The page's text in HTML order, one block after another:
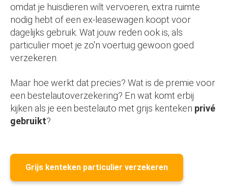
omdat je huisdieren wilt vervoeren, extra ruimte
nodig hebt of een ex-leasewagen koopt voor
dagelijks gebruik. Wat jouw reden ook is, als
particulier moet je zo'n voertuig gewoon goed
verzekeren.
Maar hoe werkt dat precies? Wat is de premie voor
een bestelautoverzekering? En wat komt erbij
kijken als je een bestelauto met grijs kenteken privé
gebruikt?
Grijs kenteken particulier verzekeren